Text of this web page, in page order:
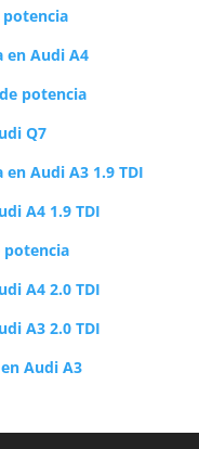
Completa 2023
Audi A4
potencia
Q7
Audi A3 1.9 TDI
A4 1.9 TDI